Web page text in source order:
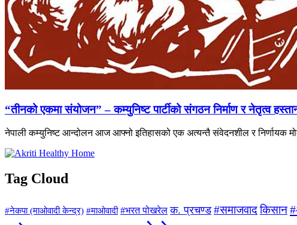
“तीनको एकमा संयोजन” – कम्युनिष्ट पार्टीको संगठन निर्माण र नेतृत्व
नेपाली कम्युनिष्ट आन्दोलन आज आफ्नो इतिहासको एक अत्यन्तै संवेदनशील र निर्णायक
Tag Cloud
#नेकपा (माओवादी केन्द्र) #माओवादी #भरत पोखरेल क. प्रचण्ड #समाजवादकिसान